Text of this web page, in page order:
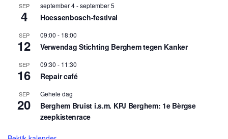
SEP
4
september 4-september 5
Hoessenbosch-festival
SEP
12
09:00 - 18:00
Verwendag Stichting Berghem tegen Kanker
SEP
16
09:30 - 11:30
Repair café
SEP
20
Gehele dag
Berghem Bruist i.s.m. KPJ Berghem: 1e Bèrgse
zeepkistenrace